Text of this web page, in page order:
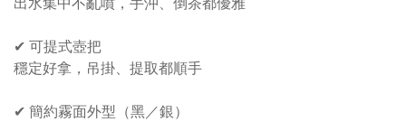
✔ 可提式壺把
穩定好拿，吊掛、提取都順手
✔ 簡約霧面外型（黑／銀）